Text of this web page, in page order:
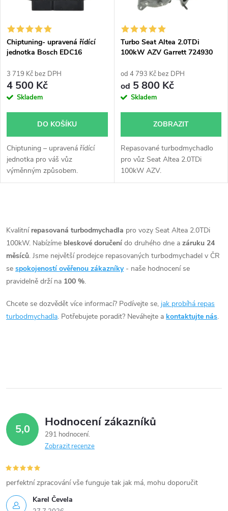
í
p
r
o
u
k
ů
s
p
r
o
d
u
k
ů
Chiptuning- upravená řídící
jednotka Bosch EDC16
3 719 Kč bez DPH
4 500 Kč
Skladem
DO KOŠÍKU
Chiptuning – upravená řídící
jednotka pro váš vůz
výměnným způsobem.
Turbo Seat Altea 2.0TDi
100kW AZV Garrett 724930
od 4 793 Kč bez DPH
od 5 800 Kč
Skladem
ZOBRAZIT
Repasované turbodmychadlo
pro vůz Seat Altea 2.0TDi
100kW AZV.
v
l
á
a
v
k
v
ý
Kvalitní repasovaná turbodmychadla pro vozy Seat Altea 2.0TDi
100kW. Nabízíme bleskové doručení do druhého dne a záruku 24
měsíců. Jsme největší prodejce repasovaných turbodmychadel v ČR
se spokojeností ověřenou zákazníky - naše hodnocení se
pravidelně drží na 100 %.
Chcete se dozvědět více informací? Podívejte se, jak probíhá repas
turbodmychadla. Potřebujete poradit? Neváhejte a kontaktujte nás.
5,0 Hodnocení zákazníků
291 hodnocení
Zobrazit recenze
Karel Čevela
perfektní zpracování vše funguje tak jak má, mohu doporučit